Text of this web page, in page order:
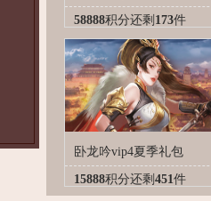
58888积分还剩 173件
卧龙吟vip4夏季礼包
15888积分还剩 451件